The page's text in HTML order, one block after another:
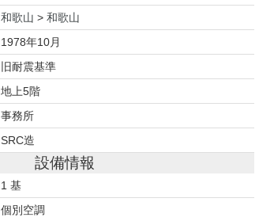
和歌山 > 和歌山
1978年10月
旧耐震基準
地上5階
事務所
SRC造
設備情報
1 基
個別空調